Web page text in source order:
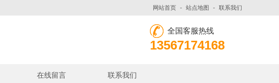
网站首页 - 站点地图 - 联系我们
全国客服热线
13567174168
在线留言 联系我们